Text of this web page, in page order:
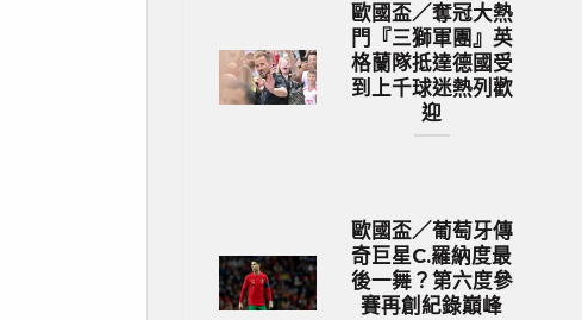
歐國盃／奪冠大熱
門『三獅軍團』英
格蘭隊抵達德國受
到上千球迷熱列歡
迎
歐國盃／葡萄牙傳
奇巨星C.羅納度最
後一舞？第六度參
賽再創紀錄巔峰